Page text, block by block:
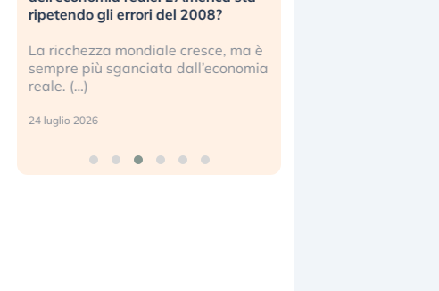
ripetendo gli errori del 2008?
La ricchezza mondiale cresce, ma è
sempre più sganciata dall’economia
reale. (…)
24 luglio 2026